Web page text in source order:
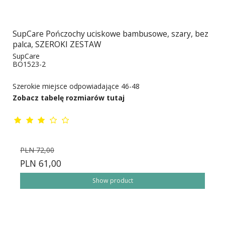
SupCare Pończochy uciskowe bambusowe, szary, bez
palca, SZEROKI ZESTAW
SupCare
BO1523-2
Szerokie miejsce odpowiadające 46-48
Zobacz tabelę rozmiarów tutaj
PLN 72,00
PLN 61,00
Show product